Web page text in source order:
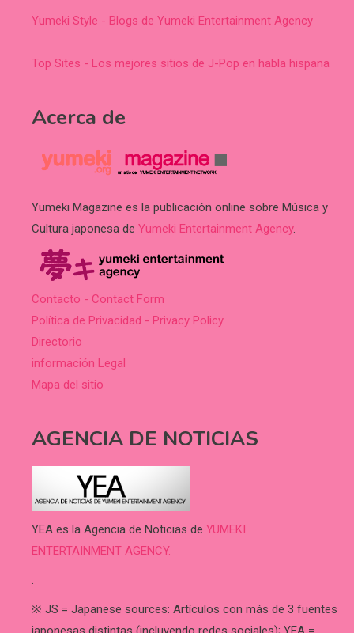
Yumeki Style - Blogs de Yumeki Entertainment Agency
Top Sites - Los mejores sitios de J-Pop en habla hispana
Acerca de
Yumeki Magazine es la publicación online sobre Música y
Cultura japonesa de Yumeki Entertainment Agency.
Contacto - Contact Form
Política de Privacidad - Privacy Policy
Directorio
información Legal
Mapa del sitio
AGENCIA DE NOTICIAS
YEA es la Agencia de Noticias de YUMEKI
ENTERTAINMENT AGENCY.
.
※ JS = Japanese sources: Artículos con más de 3 fuentes